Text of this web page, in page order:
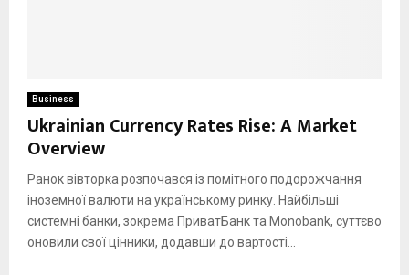
Business
Ukrainian Currency Rates Rise: A Market
Overview
Ранок вівторка розпочався із помітного подорожчання
іноземної валюти на українському ринку. Найбільші
системні банки, зокрема ПриватБанк та Monobank, суттєво
оновили свої цінники, додавши до вартості...